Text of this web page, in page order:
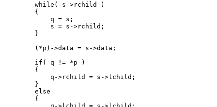
        while( s->rchild )
        {
            q = s;
            s = s->rchild;
        }
        (*p)->data = s->data;
        if( q != *p )
        {
            q->rchild = s->lchild;
        }
        else
        {